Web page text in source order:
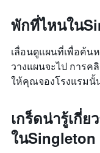
พักที่ไหนใน
เลื่อนดูแผนที่เพื่อค้น
วางแผนจะไป การ
ให้คุณจองโรงแรมนั้
เกร็ดน่ารู้เกี่ย
ในSingleton